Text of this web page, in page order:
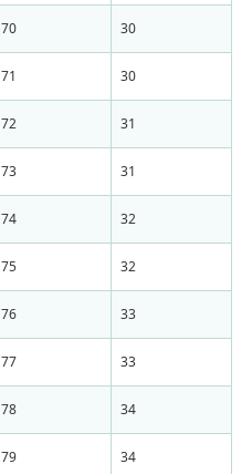
70 30
71 30
72 31
73 31
74 32
75 32
76 33
77 33
78 34
79 34